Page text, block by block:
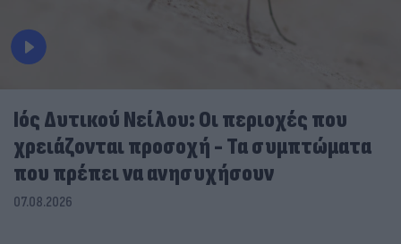
Ιός Δυτικού Νείλου: Οι περιοχές που
χρειάζονται προσοχή - Τα συμπτώματα
που πρέπει να ανησυχήσουν
07.08.2026